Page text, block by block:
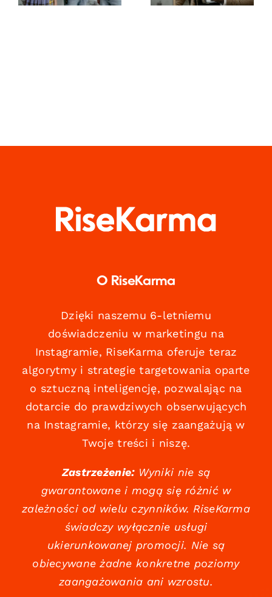
dzieł na
O RiseKarma
Dzięki naszemu 6-letniemu
doświadczeniu w marketingu na
Instagramie, RiseKarma oferuje teraz
algorytmy i strategie targetowania oparte
o sztuczną inteligencję, pozwalając na
dotarcie do prawdziwych obserwujących
na Instagramie, którzy się zaangażują w
Twoje treści i niszę.
Zastrzeżenie:Wyniki nie są
gwarantowane i mogą się różnić w
zależności od wielu czynników. RiseKarma
świadczy wyłącznie usługi
ukierunkowanej promocji. Nie są
obiecywane żadne konkretne poziomy
zaangażowania ani wzrostu.